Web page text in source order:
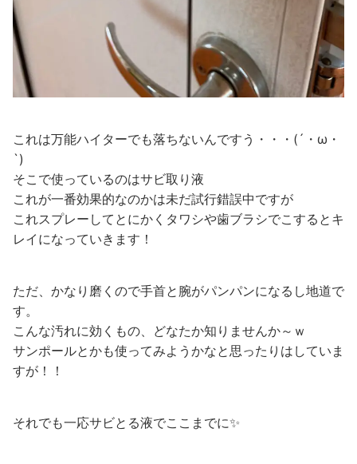
これは万能ハイターでも落ちないんですう・・・(´・ω・
`)
そこで使っているのはサビ取り液
これが一番効果的なのかは未だ試行錯誤中ですが
これスプレーしてとにかくタワシや歯ブラシでこするとキ
レイになっていきます！
ただ、かなり磨くので手首と腕がパンパンになるし地道で
す。
こんな汚れに効くもの、どなたか知りませんか～ｗ
サンポールとかも使ってみようかなと思ったりはしていま
すが！！
それでも一応サビとる液でここまでに✨